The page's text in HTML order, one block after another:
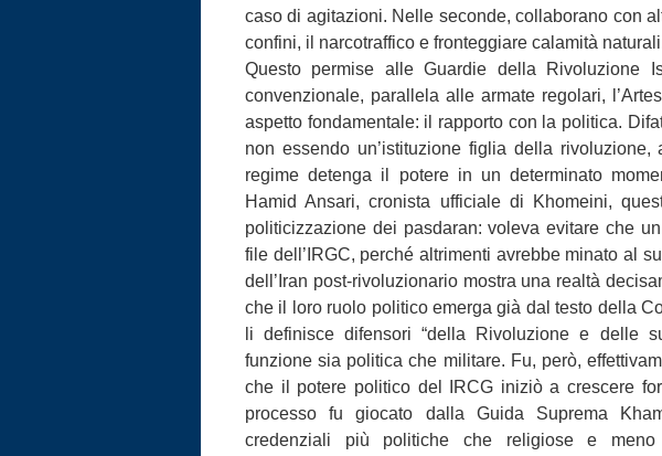
caso di agitazioni. Nelle seconde, collaborano con
confini, il narcotraffico e fronteggiare calamità
Questo permise alle Guardie della Rivoluzione
convenzionale, parallela alle armate regolari,
aspetto fondamentale: il rapporto con la politica.
non essendo un’istituzione figlia della
regime detenga il potere in un determinato
Hamid Ansari, cronista ufficiale di Khomeini,
politicizzazione dei pasdaran: voleva evitare che
file dell’IRGC, perché altrimenti avrebbe minato al
dell’Iran post-rivoluzionario mostra una realtà
che il loro ruolo politico emerga già dal testo della
li definisce difensori “della Rivoluzione e delle
funzione sia politica che militare. Fu, però,
che il potere politico del IRCG iniziò a crescere
processo fu giocato dalla Guida Suprema
credenziali più politiche che religiose e